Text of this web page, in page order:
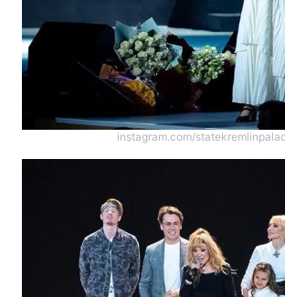
instagram.com/